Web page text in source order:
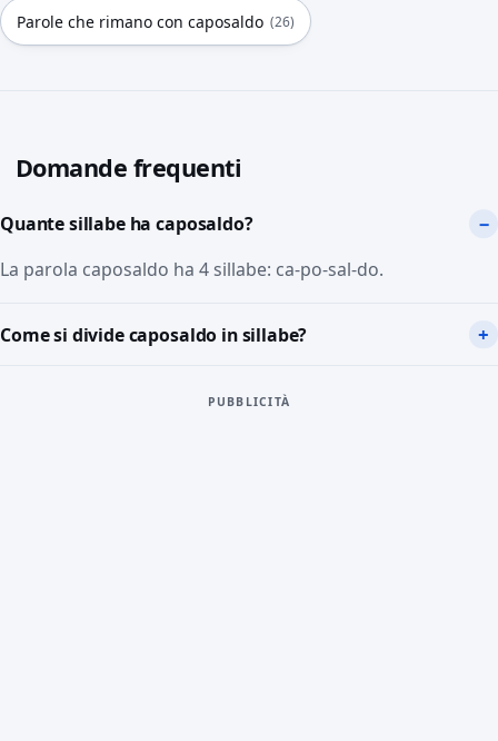
Parole che rimano con caposaldo (26)
Domande frequenti
Quante sillabe ha caposaldo?
La parola caposaldo ha 4 sillabe: ca-po-sal-do.
Come si divide caposaldo in sillabe?
PUBBLICITÀ